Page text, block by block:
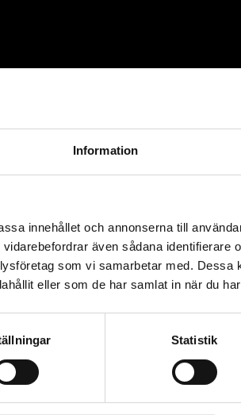
Information
innehållet och annonserna till
även sådana identifierare
som vi samarbetar med. Dessa
eller som de har samlat in när du
Statistik